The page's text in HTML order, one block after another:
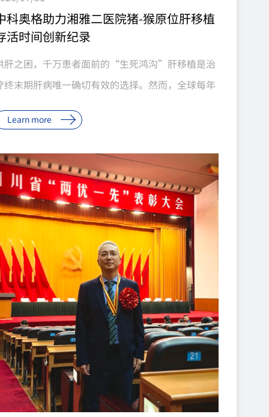
科奥格助力湘雅二医院猪-猴原位肝移植
活时间创新纪录
肝之困，千万患者面前的“生死鸿沟”肝移植是治
终末期肝病唯一确切有效的选择。然而，全球每年
30万终末期肝病患者亟需肝移植，而年供肝量仅约
移植，全年仅完成7188例手术，仅占登记等待患者
28.6%；截至年末，10859例患者因病情变化或死
等原因退出等待名单。全国器官供需比已恶化至
，中国百万人口器官捐献率仅约5%。企业新闻
20日，由中科奥格生物科技有限公司提供基因编
供体猪、中南大学湘雅二医院团队实施完成的基因
辑猪-猴异种原位全肝移植，受体猴稳定存活超11
，肝功能持续发...
Learn more